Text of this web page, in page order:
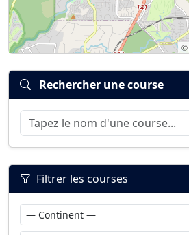
©
Rechercher une course
Filtrer les courses